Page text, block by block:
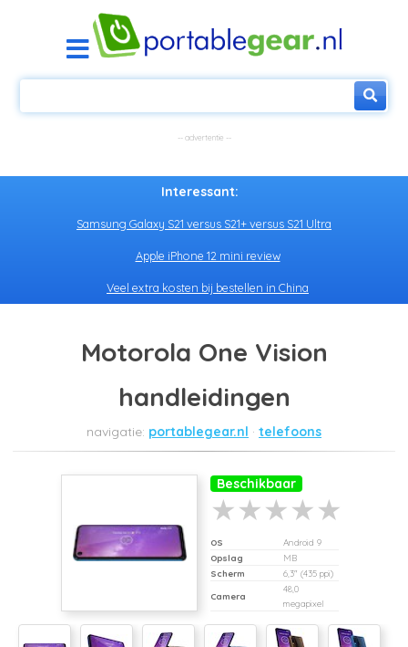
Interessant:
Samsung Galaxy S21 versus S21+ versus S21 Ultra
Apple iPhone 12 mini review
Veel extra kosten bij bestellen in China
Motorola One Vision
handleidingen
portablegear.nl telefoons
Beschikbaar
OS
Android 9
Opslag
MB
Scherm
6,3" (435 ppi)
Camera
48,0
megapixel